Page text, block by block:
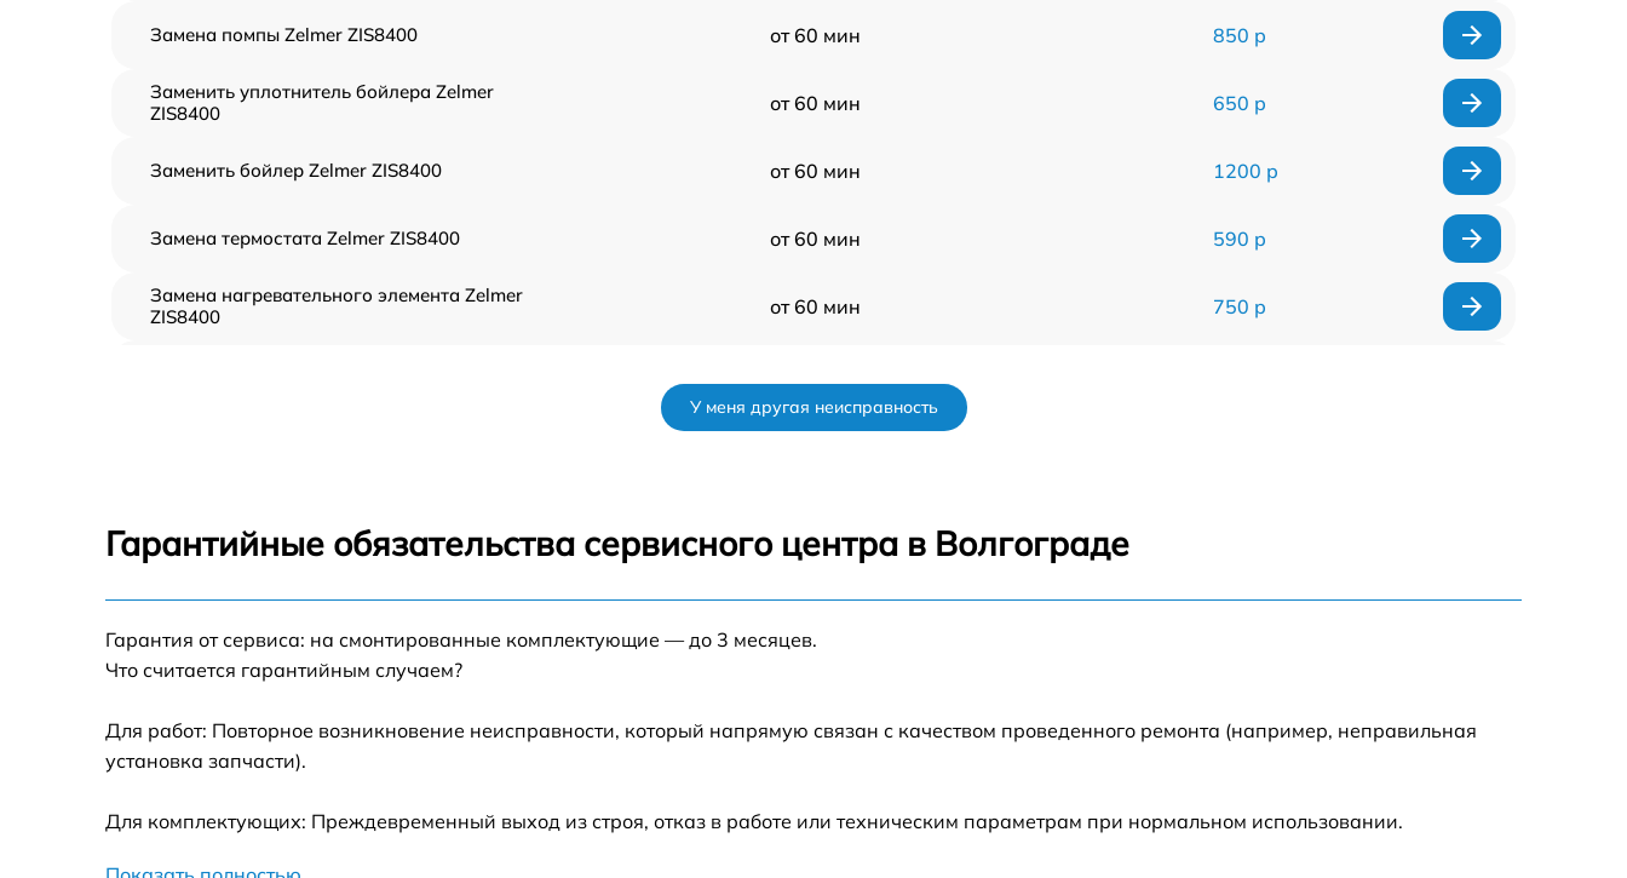
Замена помпы Zelmer ZIS8400 от 60 мин 850 р
Заменить уплотнитель бойлера Zelmer
ZIS8400
от 60 мин 650 р
Заменить бойлер Zelmer ZIS8400 от 60 мин 1200 р
Замена термостата Zelmer ZIS8400 от 60 мин 590 р
Замена нагревательного элемента Zelmer
ZIS8400
от 60 мин 750 р
Корпусный ремонт (замена резинок,
креплений, кнопок) Zelmer ZIS8400
от 60 мин
Ремонт/замена датчика температуры Zelmer
У меня другая неисправность
Гарантийные обязательства сервисного центра в Волгограде
Гарантия от сервиса: на смонтированные комплектующие — до 3 месяцев.
Что считается гарантийным случаем?
Для работ: Повторное возникновение неисправности, который напрямую связан с качеством проведенного ремонта (например, неправильная
установка запчасти).
Для комплектующих: Преждевременный выход из строя, отказ в работе или техническим параметрам при нормальном использовании.